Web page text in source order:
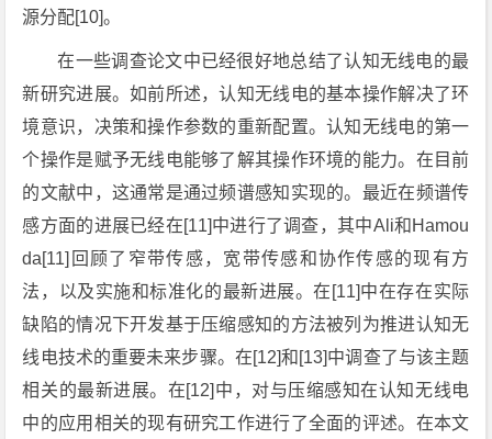
源分配[10]。
在一些调查论文中已经很好地总结了认知无线电的最
新研究进展。如前所述，认知无线电的基本操作解决了环
境意识，决策和操作参数的重新配置。认知无线电的第一
个操作是赋予无线电能够了解其操作环境的能力。在目前
的文献中，这通常是通过频谱感知实现的。最近在频谱传
感方面的进展已经在[11]中进行了调查，其中Ali和Hamou
da[11]回顾了窄带传感，宽带传感和协作传感的现有方
法，以及实施和标准化的最新进展。在[11]中在存在实际
缺陷的情况下开发基于压缩感知的方法被列为推进认知无
线电技术的重要未来步骤。在[12]和[13]中调查了与该主题
相关的最新进展。在[12]中，对与压缩感知在认知无线电
中的应用相关的现有研究工作进行了全面的评述。在本文